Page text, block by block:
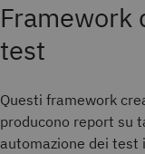
Framework
test
Questi framework
producono report su
automazione dei test